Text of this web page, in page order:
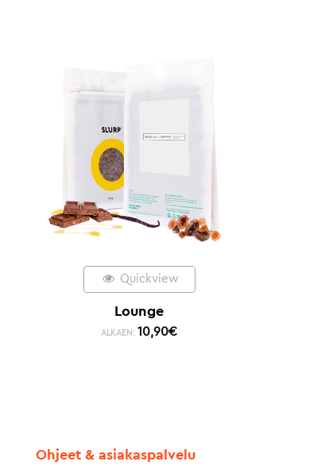
Quickview
Lounge
ALKAEN: 10,90€
Ohjeet & asiakaspalvelu